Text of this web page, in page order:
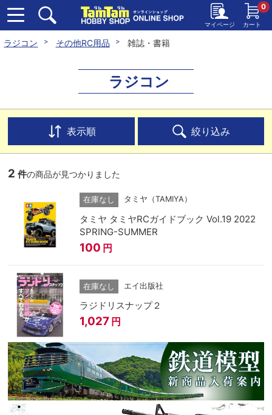
マイページ カート
0
ラジコン その他RC用品 雑誌・書籍
ラジコン
表示順 絞り込み
2 件の商品が見つかりました
在庫なし タミヤ（TAMIYA）
タミヤ タミヤRCガイドブック Vol.19 2022
SPRING-SUMMER
100 円
在庫なし エイ出版社
ラジドリスナップ２
1,027 円